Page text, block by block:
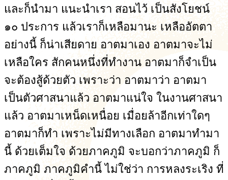
และก็นำมา แนะนำเรา สอนไว้ เป็นสังโยชน์
๑๐ ประการ แล้วเราก็เหลือมานะ เหลืออัตตา
อย่างนี้ ก็น่าเสียดาย อาตมาเอง อาตมาจะไม่
เหลือใคร สักคนหนึ่งที่ทำงาน อาตมาก็จำเป็น
จะต้องสู้ด้วยตัว เพราะว่า อาตมาว่า อาตมา
เป็นตัวศาสนาแล้ว อาตมาแน่ใจ ในงานศาสนา
แล้ว อาตมาเหน็ดเหนื่อย เมื่อยล้าอีกเท่าใดๆ
อาตมาก็ทำ เพราะไม่มีทางเลือก อาตมาทำมา
นี้ ด้วยเต็มใจ ด้วยภาคภูมิ จะบอกว่าภาคภูมิ ก็
ภาคภูมิ ภาคภูมิคำนี้ ไม่ใช่ว่า การหลงระเริง ที่